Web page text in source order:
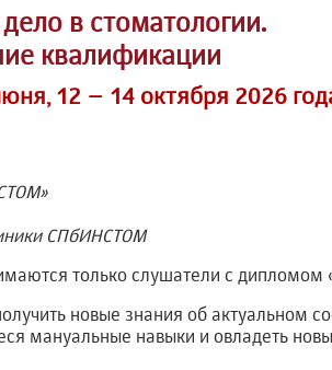
в стоматологии.
квалификации
12 – 14 октября 2026
СПбИНСТОМ
только слушатели с дипломом
новые знания об актуальном
мануальные навыки и овладеть